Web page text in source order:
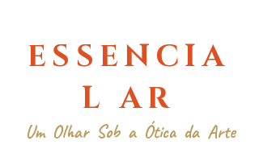
ESSENCIA
L AR
Um Olhar Sob a Ótica da Arte